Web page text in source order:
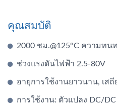
คุณสมบัติ
2000 ชม.@125°C ความท
ช่วงแรงดันไฟฟ้า 2.5-80V
อายุการใช้งานยาวนาน, เส
การใช้งาน: ตัวแปลง DC/